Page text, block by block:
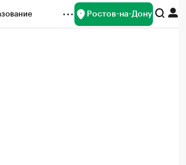
Ростов-на-Дону